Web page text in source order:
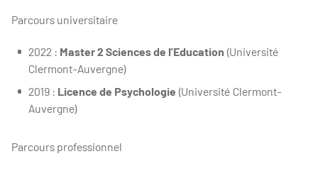
Parcours universitaire
2022 : Master 2 Sciences de l’Education (Université
Clermont-Auvergne)
2019 : Licence de Psychologie (Université Clermont-
Auvergne)
Parcours professionnel